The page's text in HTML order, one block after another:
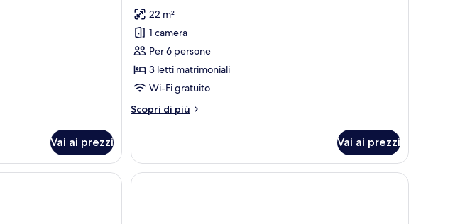
Vai ai prezzi
le
foto
per
Camera
familiare
22 m²
1 camera
Per 6 persone
3 letti matrimoniali
Wi-Fi gratuito
Scopri di più
Altri
familiare
Vai ai prezzi